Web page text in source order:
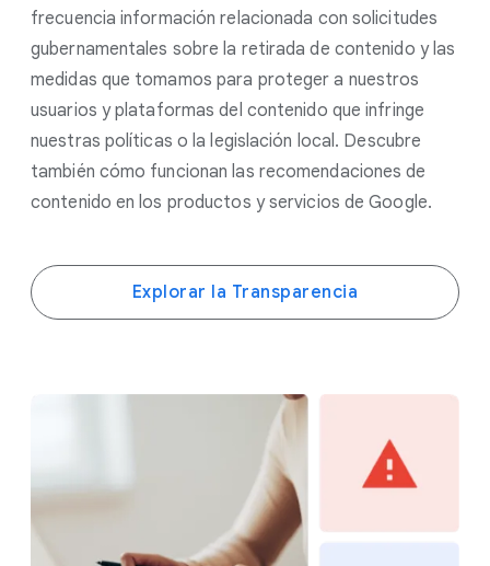
frecuencia información relacionada con solicitudes
gubernamentales sobre la retirada de contenido y las
medidas que tomamos para proteger a nuestros
usuarios y plataformas del contenido que infringe
nuestras políticas o la legislación local. Descubre
también cómo funcionan las recomendaciones de
contenido en los productos y servicios de Google.
Explorar la Transparencia